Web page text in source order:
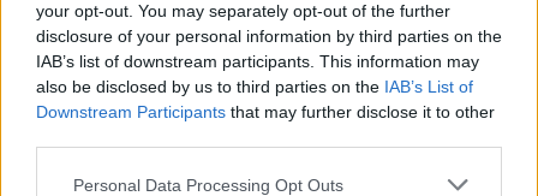
your opt-out. You may separately opt-out of the further
disclosure of your personal information by third parties on the
IAB’s list of downstream participants. This information may
also be disclosed by us to third parties on the IAB’s List of
Downstream Participants that may further disclose it to other
Please note that this website/app uses one or more Google
Personal Data Processing Opt Outs
#KULTÚRA #RÓMA #PIRAMIS #EGYIPTOM